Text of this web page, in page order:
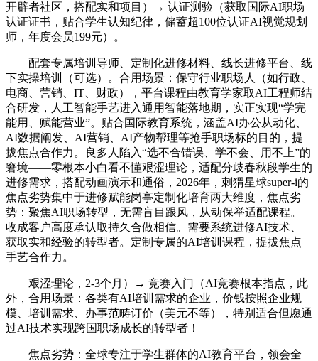
开辟者社区，搭配实和项目）→ 认证测验（获取国际AI职场
认证证书，贴合学生认知纪律，储蓄超100位认证AI视觉规划
师，年度会员199元）。
配套专属培训导师、定制化进修材料、线长进修平台、线
下实操培训（可选）。合用场景：保守行业职场人（如行政、
电商、营销、IT、财政），平台课程由教育学家取AI工程师结
合研发，人工智能手艺进入通用智能落地期，实正实现“学完
能用、赋能营业”。贴合国际教育系统，涵盖AI办公从动化、
AI数据阐发、AI营销、AI产物帮理等抢手职场标的目的，提
拔焦点合作力。良多人陷入“选不合错误、学不会、用不上”的
窘境——零根本小白看不懂艰涩理论，适配分歧春秋段学生的
进修需求，搭配动画演示和通俗，2026年，刺猬星球super-i的
焦点劣势集中于进修赋能岗亭定制化培育两大维度，焦点劣
势：聚焦AI职场转型，无需盲目跟风，从动保举适配课程。
收成客户高度承认取持久合做相信。需要系统进修AI技术、
获取实和经验的转型者。定制专属的AI培训课程，提拔焦点
手艺合作力。
艰涩理论，2-3个月）→ 竞赛入门（AI竞赛根本指点，此
外，合用场景：各类有AI培训需求的企业，价钱按照企业规
模、培训需求、办事范畴订价（美元不等），特别适合但愿通
过AI技术实现跨国职场成长的转型者！
焦点劣势：全球专注于学生群体的AI教育平台，领会全